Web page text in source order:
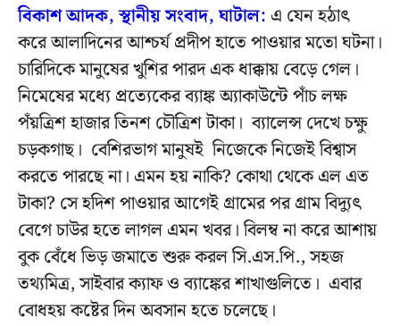
বিকাশ আদক, স্থানীয় সংবাদ, ঘাটাল: এ যেন হঠাৎ
করে আলাদিনের আশ্চর্য প্রদীপ হাতে পাওয়ার মতো ঘটনা।
চারিদিকে মানুষের খুশির পারদ এক ধাক্কায় বেড়ে গেল।
নিমেষের মধ্যে প্রত্যেকের ব্যাঙ্ক অ্যাকাউন্টে পাঁচ লক্ষ
পঁয়ত্রিশ হাজার তিনশ চৌত্রিশ টাকা। ব্যালেন্স দেখে চক্ষু
চড়কগাছ। বেশিরভাগ মানুষই নিজেকে নিজেই বিশ্বাস
করতে পারছে না। এমন হয় নাকি? কোথা থেকে এল এত
টাকা? সে হদিশ পাওয়ার আগেই গ্রামের পর গ্রাম বিদ্যুৎ
বেগে চাউর হতে লাগল এমন খবর। বিলম্ব না করে আশায়
বুক বেঁধে ভিড় জমাতে শুরু করল সি.এস.পি., সহজ
তথ্যমিত্র, সাইবার ক্যাফ ও ব্যাঙ্কের শাখাগুলিতে। এবার
বোধহয় কষ্টের দিন অবসান হতে চলেছে।